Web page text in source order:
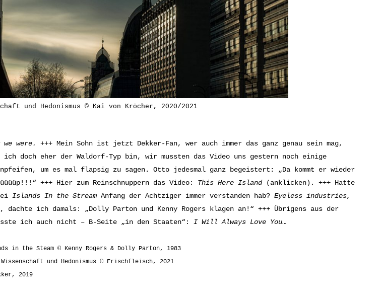
und Hedonismus © Kai von Kröcher, 2020/2021
we were.
+++ Mein Sohn ist jetzt Dekker-Fan, wer auch immer das ganz genau sein mag,
ich doch eher der Waldorf-Typ bin, wir mussten das Video uns gestern noch einige
um es mal flapsig zu sagen. Otto jedesmal ganz begeistert: „Da kommt er wieder
+++ Hier zum Reinschnuppern das Video: This Here Island(anklicken) . +++ Hatte
Islands In the Stream Anfang der Achtziger immer verstanden hab? Eyeless industries,
dachte ich damals: „Dolly Parton und Kenny Rogers klagen an!“ +++ Übrigens aus der
ich auch nicht – B-Seite „in den Staaten“: I Will Always Love You…
in the Steam © Kenny Rogers & Dolly Parton, 1983
und Hedonismus © Frischfleisch, 2021
2019